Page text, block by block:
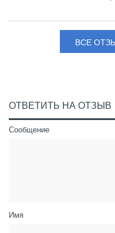
ВСЕ
ОТВЕТИТЬ НА ОТЗЫВ
Сообщение
Имя